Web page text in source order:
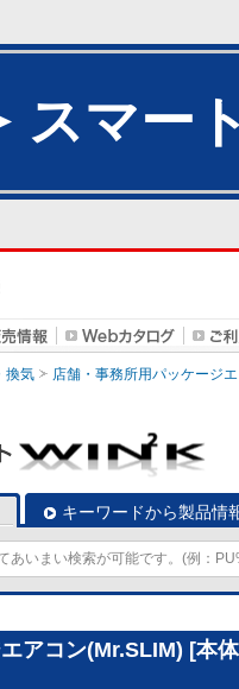
スマー
換気 店舗・事務所用パッケージ
キーワードから製品情
アコン(Mr.SLIM) [本